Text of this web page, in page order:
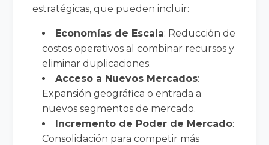
estratégicas, que pueden incluir:
Economías de Escala: Reducción de
costos operativos al combinar recursos y
eliminar duplicaciones.
Acceso a Nuevos Mercados:
Expansión geográfica o entrada a
nuevos segmentos de mercado.
Incremento de Poder de Mercado:
Consolidación para competir más